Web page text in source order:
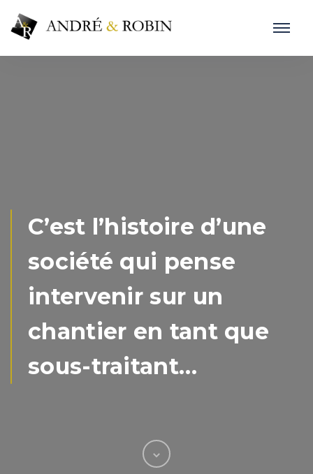
C’est l’histoire d’une
société qui pense
intervenir sur un
chantier en tant que
sous-traitant…